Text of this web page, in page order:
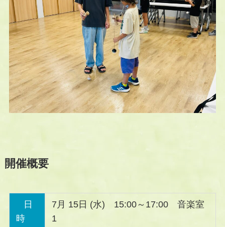
開催概要
日
時
7月 15日 (水) 15:00～17:00 音楽室
1